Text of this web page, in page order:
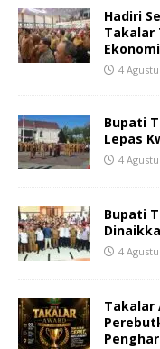
Hadiri
Takalar
4
Bupati
Lepas
4
Bupati
4
Takalar